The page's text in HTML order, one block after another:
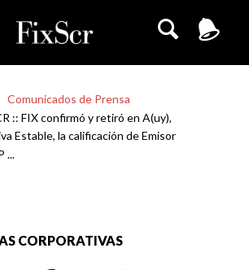
Comunicados de Prensa
:: FIX confirmó y retiró en A(uy),
Estable, la calificación de Emisor
...
CORPORATIVAS